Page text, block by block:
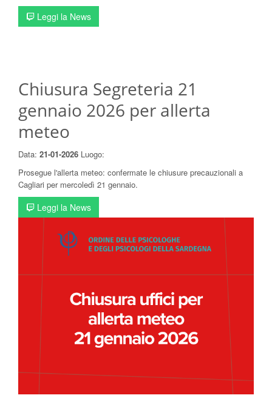
Leggi la News
Chiusura Segreteria 21
gennaio 2026 per allerta
meteo
Data: 21-01-2026 Luogo:
Prosegue l'allerta meteo: confermate le chiusure precauzionali a
Cagliari per mercoledì 21 gennaio.
Leggi la News